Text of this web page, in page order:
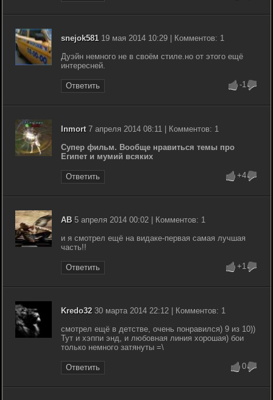
snejok581 19 мая 2014 10:29 | Комментов: 1
Дуэйн немного не в своём стиле.но от этого ещё
интересней.
Ответить -1
Inmort7 апреля 2014 08:11 | Комментов: 1
Супер фильм. Вообще нравиться темы про
Египет и мумий всяких
Ответить +4
AB5 апреля 2014 00:02 | Комментов: 1
и я смотрел ещё на видаке-первая самая лучшая
часть!!
Ответить +1
Kredo32 30 марта 2014 22:12 | Комментов: 1
смотрел ещё в детстве, очень понравился) 9 из 10))
Тут и хэппи энд, и любовная линия хорошая) бои
только немного затянуты =\
Ответить 0